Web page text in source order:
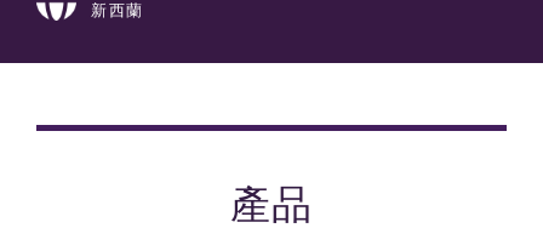
新西蘭
產品